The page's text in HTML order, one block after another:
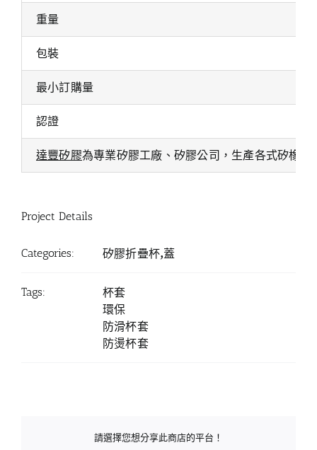
重量
包裝
最小訂購量
認證
達豐矽膠為專業矽膠工廠、矽膠公司，生產各式矽橡
Project Details
Categories: 矽膠折疊杯,蓋
Tags:
杯套
環保
防滑杯套
防燙杯套
請選擇您想分享此商店的平台！